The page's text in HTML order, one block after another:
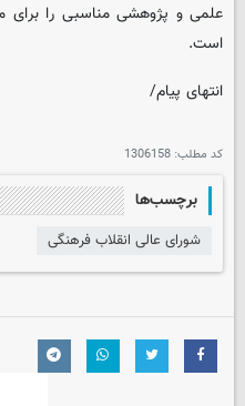
علمی و پژوهشی مناسبی را برای
است.
انتهای پیام/
کد مطلب: 1306158
برچسب‌ها
شورای عالی انقلاب فرهنگی